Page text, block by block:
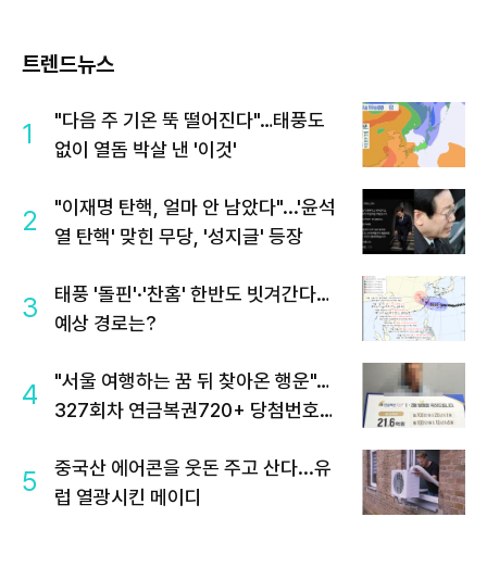
트렌드뉴스
1
"다음 주 기온 뚝 떨어진다"…태풍도
없이 열돔 박살 낸 '이것'
2
"이재명 탄핵, 얼마 안 남았다"...'윤석
열 탄핵' 맞힌 무당, '성지글' 등장
3
태풍 '돌핀'·'찬홈' 한반도 빗겨간다…
예상 경로는?
4
"서울 여행하는 꿈 뒤 찾아온 행운"…
327회차 연금복권720+ 당첨번호조
5
중국산 에어콘을 웃돈 주고 산다...유
럽 열광시킨 메이디